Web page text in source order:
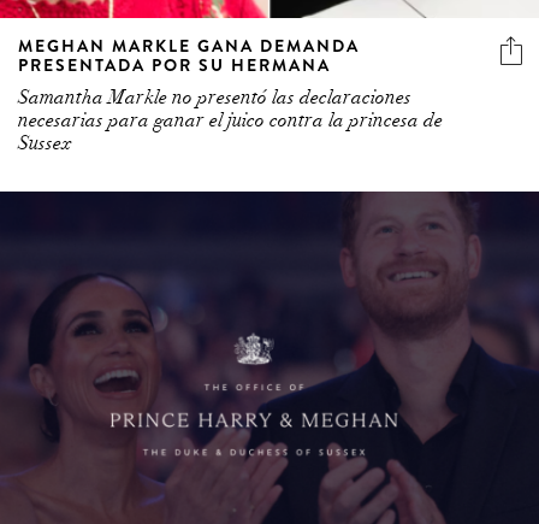
MEGHAN MARKLE GANA DEMANDA
PRESENTADA POR SU HERMANA
Samantha Markle no presentó las declaraciones
necesarias para ganar el juico contra la princesa de
Sussex